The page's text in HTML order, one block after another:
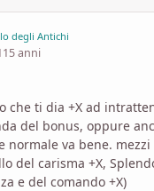
degli Antichi
15 anni
che ti dia +X ad
del bonus, oppure
normale va bene.
del carisma +X,
e del comando +X)